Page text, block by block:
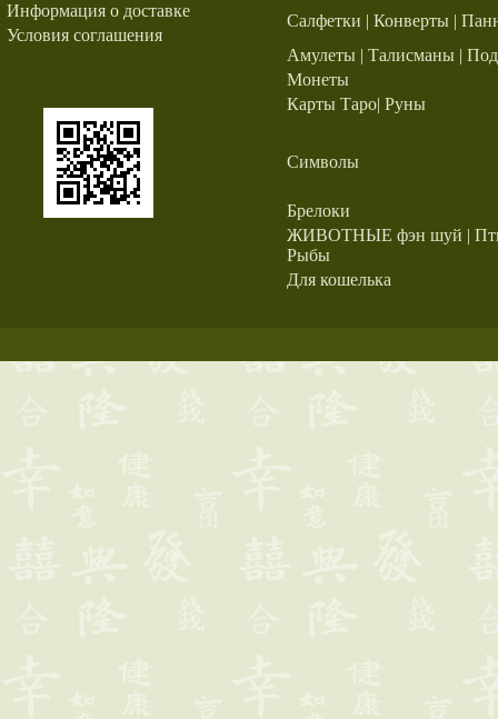
Информация о доставке
Условия соглашения
Салфетки | Конверты |
Амулеты | Талисманы |
Монеты
Карты Таро| Руны
Символы
Брелоки
ЖИВОТНЫЕ фэн шуй |
Рыбы
Для кошелька